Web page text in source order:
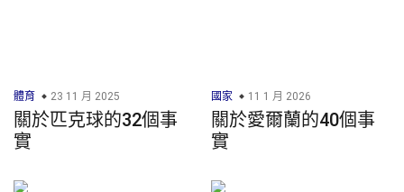
體育 23 11 月 2025
關於匹克球的32個事
實
國家 11 1 月 2026
關於愛爾蘭的40個事
實